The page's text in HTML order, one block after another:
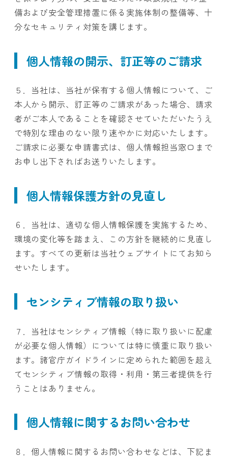
備および安全管理措置に係る実施体制の整備等、十
分なセキュリティ対策を講じます。
個人情報の開示、訂正等のご請求
５．当社は、当社が保有する個人情報について、ご
本人から開示、訂正等のご請求があった場合、請求
者がご本人であることを確認させていただいたうえ
で特別な理由のない限り速やかに対応いたします。
ご請求に必要な申請書式は、個人情報担当窓口まで
お申し出下さればお送りいたします。
個人情報保護方針の見直し
６．当社は、適切な個人情報保護を実施するため、
環境の変化等を踏まえ、この方針を継続的に見直し
ます。すべての更新は当社ウェブサイトにてお知ら
せいたします。
センシティブ情報の取り扱い
７．当社はセンシティブ情報（特に取り扱いに配慮
が必要な個人情報）については特に慎重に取り扱い
ます。諸官庁ガイドラインに定められた範囲を超え
てセンシティブ情報の取得・利用・第三者提供を行
うことはありません。
個人情報に関するお問い合わせ
８．個人情報に関するお問い合わせなどは、下記ま